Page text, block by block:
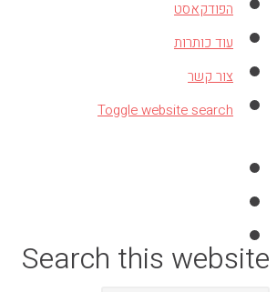
הפודקאסט
עוד כותרות
צור קשר
Toggle website search
Search this website